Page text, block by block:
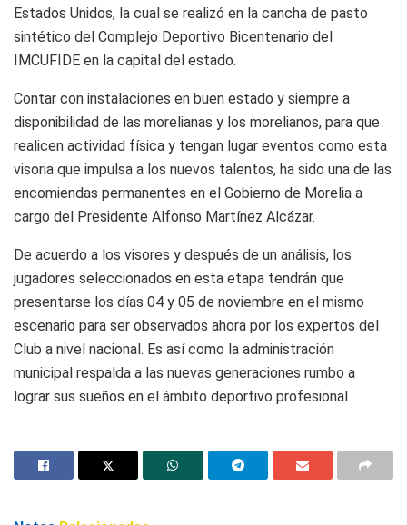
Estados Unidos, la cual se realizó en la cancha de pasto
sintético del Complejo Deportivo Bicentenario del
IMCUFIDE en la capital del estado.
Contar con instalaciones en buen estado y siempre a
disponibilidad de las morelianas y los morelianos, para que
realicen actividad física y tengan lugar eventos como esta
visoria que impulsa a los nuevos talentos, ha sido una de las
encomiendas permanentes en el Gobierno de Morelia a
cargo del Presidente Alfonso Martínez Alcázar.
De acuerdo a los visores y después de un análisis, los
jugadores seleccionados en esta etapa tendrán que
presentarse los días 04 y 05 de noviembre en el mismo
escenario para ser observados ahora por los expertos del
Club a nivel nacional. Es así como la administración
municipal respalda a las nuevas generaciones rumbo a
lograr sus sueños en el ámbito deportivo profesional.